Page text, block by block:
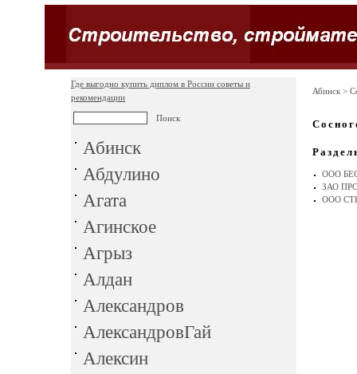
Где выгодно купить диплом в России советы и
рекомендации
Абинск
Абдулино
Агата
Агинское
Агрыз
Алдан
Александров
АлександровГай
Алексин
Абинск >
ООО
ЗАО
ООО